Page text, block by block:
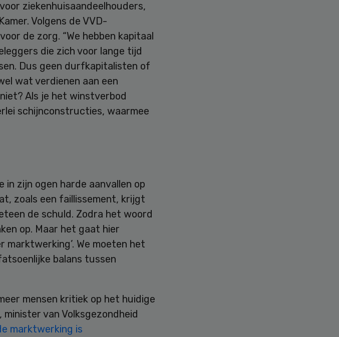
ziekenhuisaandeelhouders,
Volgens de VVD-
de zorg. “We hebben kapitaal
die zich voor lange tijd
Dus geen durfkapitalisten of
wat verdienen aan een
Als je het winstverbod
schijnconstructies, waarmee
zijn ogen harde aanvallen op
zoals een faillissement, krijgt
de schuld. Zodra het woord
op. Maar het gaat hier
marktwerking’. We moeten het
balans tussen
mensen kritiek op het huidige
van Volksgezondheid
marktwerking is